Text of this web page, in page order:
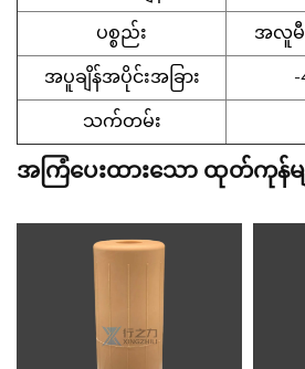
ပစ္စည်း အလူမီ
အပူချိန်အပိုင်းအခြား -
သက်တမ်း
အကြံပေးထားသော ထုတ်ကုန်မျ